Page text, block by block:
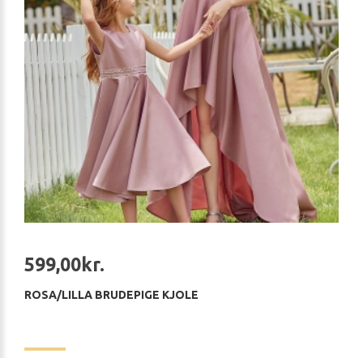
599,00kr.
ROSA/LILLA BRUDEPIGE KJOLE